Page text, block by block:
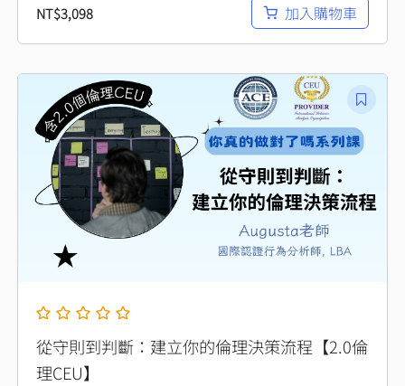
NT$3,098 加入購物車
從守則到判斷：建立你的倫理決策流程【2.0倫
理CEU】